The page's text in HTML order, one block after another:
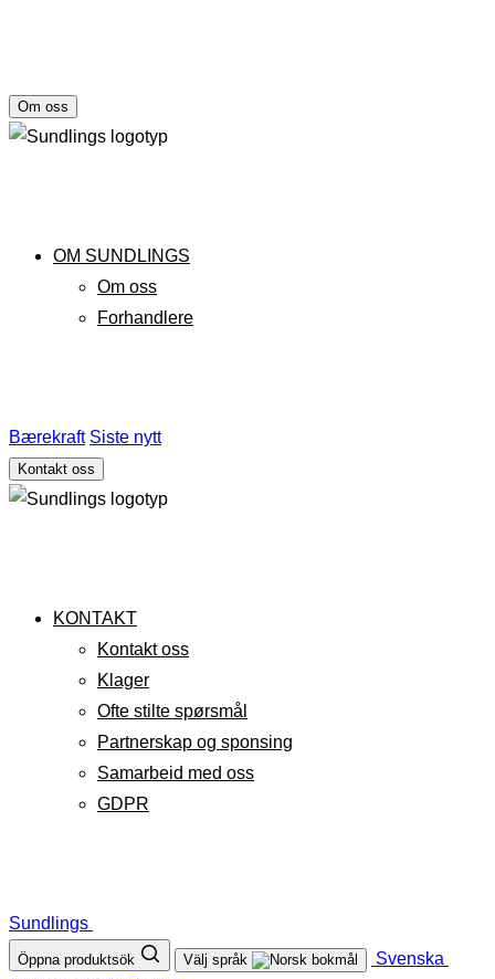
Om oss
OM SUNDLINGS
Om oss
Forhandlere
Bærekraft Siste nytt
Kontakt oss
KONTAKT
Kontakt oss
Klager
Ofte stilte spørsmål
Partnerskap og sponsing
Samarbeid med oss
GDPR
Sundlings
Öppna produktsök Välj språk
Svenska